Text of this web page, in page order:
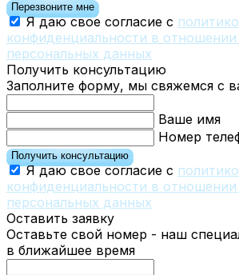
Перезвоните мне
Я даю свое согласие с
конфиденциальности в отношении
персональных данных
Получить консультацию
Заполните форму, мы свяжемся с
Ваше имя
Номер
Получить консультацию
Я даю свое согласие с
конфиденциальности в отношении
персональных данных
Оставить заявку
Оставьте свой номер - наш
в ближайшее время